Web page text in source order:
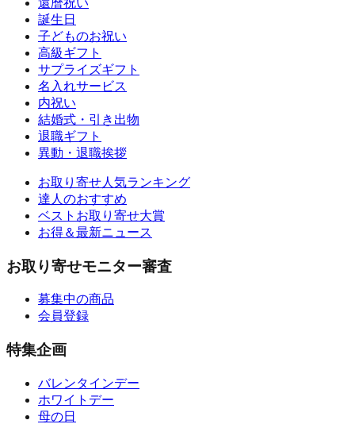
誕生日
子どものお祝い
高級ギフト
サプライズギフト
名入れサービス
内祝い
結婚式・引き出物
退職ギフト
異動・退職挨拶
お取り寄せ人気ランキング
達人のおすすめ
ベストお取り寄せ大賞
お得＆最新ニュース
お取り寄せモニター審査
募集中の商品
会員登録
特集企画
バレンタインデー
ホワイトデー
母の日